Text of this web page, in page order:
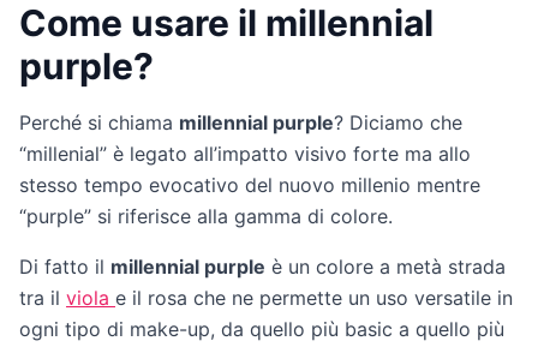
Come usare il millennial
purple?
Perché si chiama millennial purple? Diciamo che
“millenial” è legato all’impatto visivo forte ma allo
stesso tempo evocativo del nuovo millenio mentre
“purple” si riferisce alla gamma di colore.
Di fatto il millennial purple è un colore a metà strada
tra il viola e il rosa che ne permette un uso versatile in
ogni tipo di make-up, da quello più basic a quello più